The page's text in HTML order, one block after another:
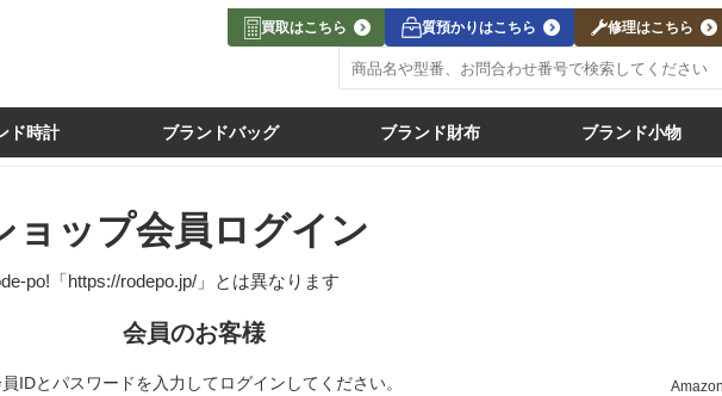
買取はこちら 質預かりはこちら 修理はこちら
ド時計 ブランドバッグ ブランド財布 ブランド小物
ョップ会員ログイン
po! 「https://rodepo.jp/」 とは異なります
会員のお客様
IDとパスワードを入力してログインしてください。